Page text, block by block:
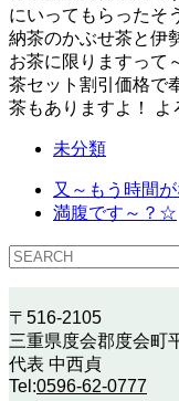
未分類
又～もう時間が
満腹です～？☆
〒516-2105
三重県度会郡度会町
代表 中西貞
Tel:0596-62-0777